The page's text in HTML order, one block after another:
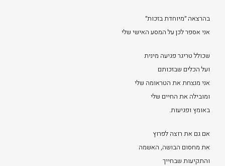
בהרצאה ״מיוחדת בזכות״
אני אספר לכן על המסע האישי שלי
שכולל טריגר פגיעה מינית
ועל הכלים שבזכותם
אני מנצחת את הטראומה שלי
ומובילה את החיים שלי
באומץ ופגיעות.
אם גם את רוצה לפרוץ
את מחסום הבושה, האשמה
והתקיעות שבחייך